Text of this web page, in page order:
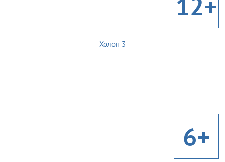
Холоп 3
6+